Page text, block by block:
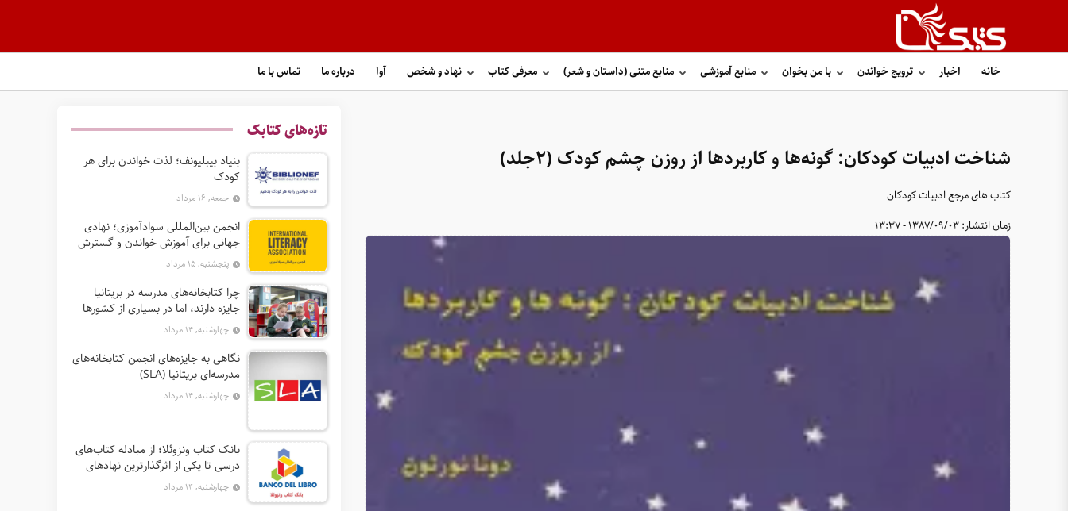
خانه اخبار ترویج خواندن با من بخوان منابع آموزشی منابع متنی (داستان و شعر) معرفی کتاب نهاد و شخص آوا درباره ما تماس با ما
شناخت ادبیات کودکان: گونه‌ها و کاربردها از روزن چشم کودک (۲جلد)
کتاب های مرجع ادبیات کودکان
زمان انتشار:1387/09/03 - 13:37
تازه‌های کتابک
بنیاد بیبلیونف؛ لذت خواندن برای هر
کودک
جمعه, ۱۶ مرداد
انجمن بین‌المللی سوادآموزی؛ نهادی
جهانی برای آموزش خواندن و گسترش
حق سواد
پنجشنبه, ۱۵ مرداد
چرا کتابخانه‌های مدرسه در بریتانیا
جایزه دارند، اما در بسیاری از کشورها
نه؟چهارشنبه, ۱۴ مرداد
نگاهی به جایزه‌های انجمن کتابخانه‌های
مدرسه‌ای بریتانیا (SLA)
چهارشنبه, ۱۴ مرداد
بانک کتاب ونزوئلا؛ از مبادله کتاب‌های
درسی تا یکی از اثرگذارترین نهادهای
ترویج خواندن در آمریکای لاتین
چهارشنبه, ۱۴ مرداد